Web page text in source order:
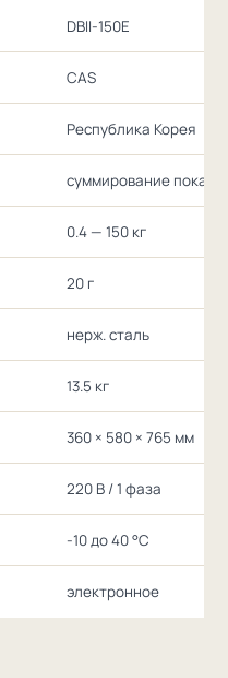
DBII-150E
CAS
Республика Корея
суммирование
0.4 — 150 кг
20 г
нерж. сталь
13.5 кг
360 × 580 × 765 мм
220 В / 1 фаза
-10 до 40 °С
электронное